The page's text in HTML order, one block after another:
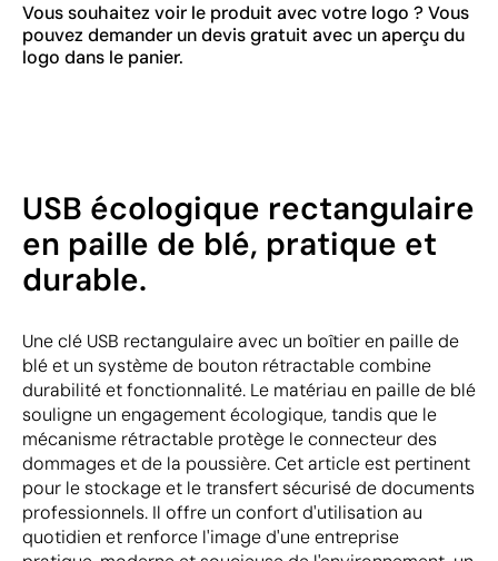
Vous souhaitez voir le produit avec votre logo ? Vous
pouvez demander un devis gratuit avec un aperçu du
logo dans le panier.
USB écologique rectangulaire
en paille de blé, pratique et
durable.
Une clé USB rectangulaire avec un boîtier en paille de
blé et un système de bouton rétractable combine
durabilité et fonctionnalité. Le matériau en paille de blé
souligne un engagement écologique, tandis que le
mécanisme rétractable protège le connecteur des
dommages et de la poussière. Cet article est pertinent
pour le stockage et le transfert sécurisé de documents
professionnels. Il offre un confort d'utilisation au
quotidien et renforce l'image d'une entreprise